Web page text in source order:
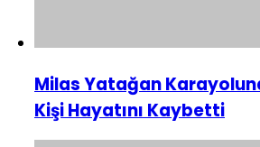
Milas Yatağan
Kişi Hayatını Kaybetti